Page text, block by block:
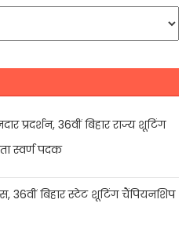
प्रदर्शन, 36वीं बिहार राज्य शूटिंग
स्वर्ण पदक
36वीं बिहार स्टेट शूटिंग चैंपियनशिप